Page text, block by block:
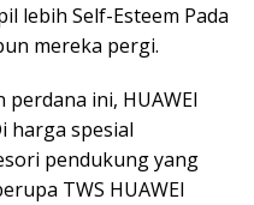
lebih Self-Esteem Pada
mereka pergi.
ini, HUAWEI
harga spesial
pendukung yang
TWS HUAWEI